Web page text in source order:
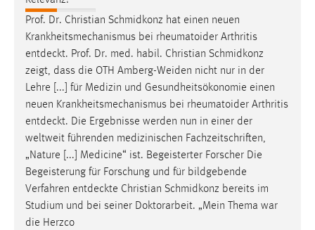
Prof. Dr. Christian Schmidkonz hat einen neuen
Krankheitsmechanismus bei rheumatoider Arthritis
entdeckt. Prof. Dr. med. habil. Christian Schmidkonz
zeigt, dass die OTH Amberg-Weiden nicht nur in der
Lehre [...] für Medizin und Gesundheitsökonomie einen
neuen Krankheitsmechanismus bei rheumatoider Arthritis
entdeckt. Die Ergebnisse werden nun in einer der
weltweit führenden medizinischen Fachzeitschriften,
„Nature [...] Medicine“ ist. Begeisterter Forscher Die
Begeisterung für Forschung und für bildgebende
Verfahren entdeckte Christian Schmidkonz bereits im
Studium und bei seiner Doktorarbeit. „Mein Thema war
die Herzco
site-language-preference
Zweck:
Das Cookie speichert die gewählte Sprache der Website.
Cookie Laufzeit:
Chat
Name:
Zweck: